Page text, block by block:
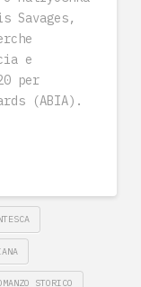
Savages,
e
per
(ABIA).
STORICO